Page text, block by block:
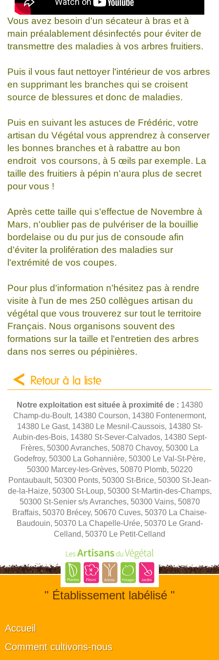
Vous avez besoin d'un sécateur à bras et à
main préalablement désinfectés pour éviter de
transmettre des maladies à vos arbres fruitiers.
Puis il vous faut nettoyer l'intérieur de vos arbres
en supprimant les branches qui se croisent
source de blessures et donc de maladies.
Puis en suivant les astuces de Frédéric, votre
artisan du Végétal vous apprendrez à conserver
les bonnes branches et à rabattre au bon
endroit vos coursons, à 5 œils par exemple. La
taille des fruitiers à pépin n'aura plus de secret
pour vous !
Après cette taille qui s'effectue de Novembre à
Mars, n'oublier pas de pulvériser de la bouillie
bordelaise ou du pur jus de consoude afin
d'éviter la prolifération des maladies sur
l'extrémité de vos coupes.
Pour plus d'information n'hésitez pas à rendre
visite à l'un de mes 250 collègues artisan du
végétal que vous trouverez sur tout le territoire
Français. Nous organisons souvent des
formations sur la taille et l'entretien des arbres
dans nos serres ou pépinières.
Retour à la liste
Notre exploitation est située à proximité de : 14380
Champ-du-Boult, 14380 Courson, 14380 Fontenermont,
14380 Le Gast, 14380 Le Mesnil-Caussois, 14380 St-
Aubin-des-Bois, 14380 St-Sever-Calvados, 14380 Sept-
Frères, 50300 Avranches, 50870 Chavoy, 50300 La
Godefroy, 50300 La Gohannière, 50300 Le Val-St-Père,
50300 Marcey-les-Grèves, 50870 Plomb, 50220
Pontaubault, 50300 Ponts, 50300 St-Brice, 50300 St-Jean-
de-la-Haize, 50300 St-Loup, 50300 St-Martin-des-Champs,
50300 St-Senier s/s Avranches, 50300 Vains, 50870
Braffais, 50370 Brécey, 50670 Cuves, 50370 La Chaise-
Baudouin, 50370 La Chapelle-Urée, 50370 Le Grand-
Celland, 50370 Le Petit-Celland
" Établissement labélisé "
Accueil
Comment cultivons-nous